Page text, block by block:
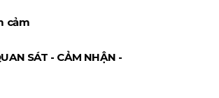
cảm
SÁT - CẢM NHẬN -